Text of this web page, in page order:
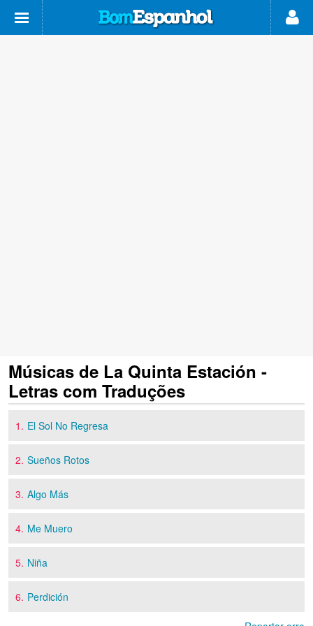
Músicas de La Quinta Estación -
Letras com Traduções
1. El Sol No Regresa
2. Sueños Rotos
3. Algo Más
4. Me Muero
5. Niña
6. Perdición